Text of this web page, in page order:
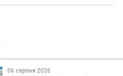
06 серпня 2026